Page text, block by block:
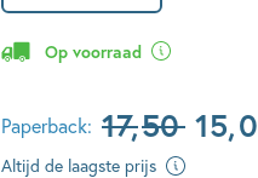
Op voorraad
Paperback: 17,50 15,
Altijd de laagste prijs